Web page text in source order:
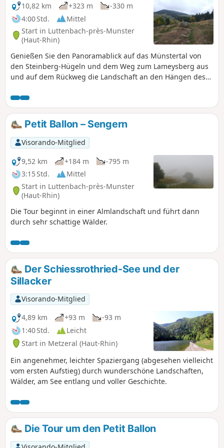
10,82 km
+323 m
-330 m
4:00 Std.
Mittel
Start in Luttenbach-près-Munster
(Haut-Rhin)
Genießen Sie den Panoramablick auf das Münstertal von
den Steinberg-Hügeln und dem Weg zum Lameysberg aus
und auf dem Rückweg die Landschaft an den Hängen des
Petit Ballon – Sengern
Visorando-Mitglied
9,52 km
+184 m
-795 m
3:15 Std.
Mittel
Start in Luttenbach-près-Munster
(Haut-Rhin)
Die Tour beginnt in einer Almlandschaft und führt dann
durch sehr schattige Wälder.
Der Schiessrothried-See und der
Sillacker
Visorando-Mitglied
4,89 km
+93 m
-93 m
1:40 Std.
Leicht
Start in Metzeral (Haut-Rhin)
Ein angenehmer, leichter Spaziergang (abgesehen vielleicht
vom ersten Aufstieg) durch wunderschöne Landschaften,
Wälder, am See entlang und voller Geschichte.
Die Tour um den Petit Ballon